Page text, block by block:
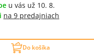
u vás už 10. 8.
na 9 predajniach
Do košíka